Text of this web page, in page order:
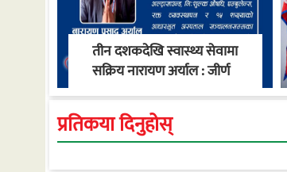
तीन दशकदेखि स्वास्थ्य सेवामा
सक्रिय नारायण अर्याल : जीर्ण
स्वास्थ्य चौकीदेखि
गाउँपालिकाको स्वास्थ्य
रूपान्तरण सम्म
प्रतिकया दिनुहोस्